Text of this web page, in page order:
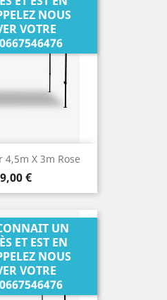
4,5m X 3m Rose
€
NOUS
VOTRE
UN
ET EST EN
NOUS
VOTRE